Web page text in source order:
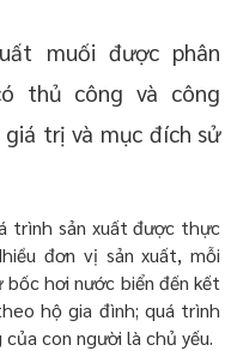
muối được phân
thủ công và công
trị và mục đích sử
trình sản xuất được thực
đơn vị sản xuất, mỗi
hơi nước biển đến kết
hộ gia đình; quá trình
con người là chủ yếu.